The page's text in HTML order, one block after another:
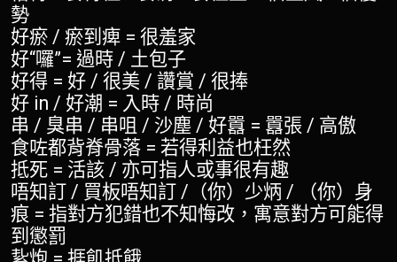
勢
好瘀 / 瘀到痺 = 很羞家
好“囉”= 過時 / 土包子
好得 = 好 / 很美 / 讚賞 / 很捧
好 in / 好潮 = 入時 / 時尚
串 / 臭串 / 串咀 / 沙塵 / 好囂 = 囂張 / 高傲
食咗都背脊骨落 = 若得利益也枉然
抵死 = 活該 / 亦可指人或事很有趣
唔知訂 / 買板唔知訂 /（你）少炳 / （你）身
痕 = 指對方犯錯也不知悔改，寓意對方可能得
到懲罰